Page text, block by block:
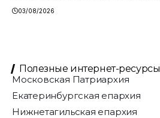
03/08/2026
Полезные интернет-ресурсы
Московская Патриархия
Екатеринбургская епархия
Нижнетагильская епархия